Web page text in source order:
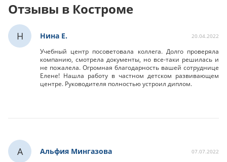
Отзывы в Костроме
Н Нина Е. 20.04.2022
Учебный центр посоветовала коллега. Долго проверяла
компанию, смотрела документы, но все-таки решилась и
не пожалела. Огромная благодарность вашей сотруднице
Елене! Нашла работу в частном детском развивающем
центре. Руководителя полностью устроил диплом.
А Альфия Мингазова 07.07.2022